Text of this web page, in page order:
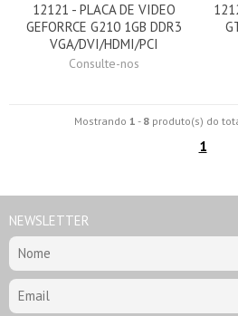
12121 - PLACA DE VIDEO
GEFORRCE G210 1GB DDR3
VGA/DVI/HDMI/PCI
Consulte-nos
Mostrando 1 - 8produto(s) do
1
NEWSLETTER